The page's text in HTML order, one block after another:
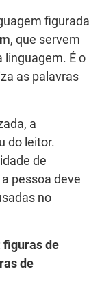
figurada
, que servem
É o
as palavras
a
do leitor.
de
pessoa deve
no
figuras de
de